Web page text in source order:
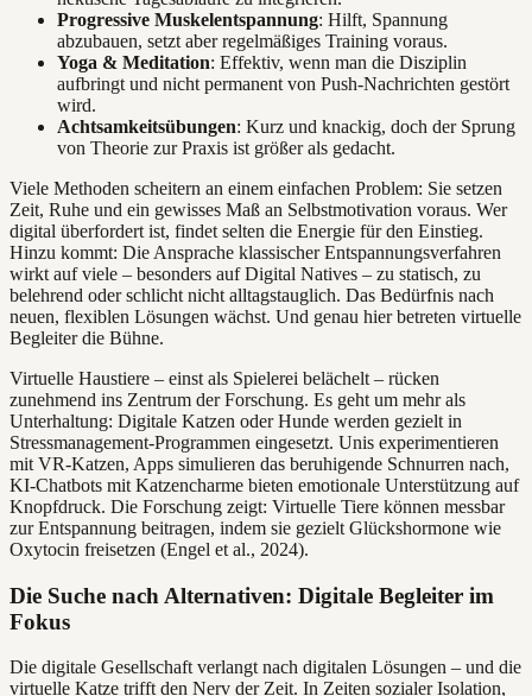
Progressive Muskelentspannung: Hilft, Spannung
abzubauen, setzt aber regelmäßiges Training voraus.
Yoga & Meditation: Effektiv, wenn man die Disziplin
aufbringt und nicht permanent von Push-Nachrichten gestört
wird.
Achtsamkeitsübungen: Kurz und knackig, doch der Sprung
von Theorie zur Praxis ist größer als gedacht.
Viele Methoden scheitern an einem einfachen Problem: Sie setzen
Zeit, Ruhe und ein gewisses Maß an Selbstmotivation voraus. Wer
digital überfordert ist, findet selten die Energie für den Einstieg.
Hinzu kommt: Die Ansprache klassischer Entspannungsverfahren
wirkt auf viele – besonders auf Digital Natives – zu statisch, zu
belehrend oder schlicht nicht alltagstauglich. Das Bedürfnis nach
neuen, flexiblen Lösungen wächst. Und genau hier betreten virtuelle
Begleiter die Bühne.
Virtuelle Haustiere – einst als Spielerei belächelt – rücken
zunehmend ins Zentrum der Forschung. Es geht um mehr als
Unterhaltung: Digitale Katzen oder Hunde werden gezielt in
Stressmanagement-Programmen eingesetzt. Unis experimentieren
mit VR-Katzen, Apps simulieren das beruhigende Schnurren nach,
KI-Chatbots mit Katzencharme bieten emotionale Unterstützung auf
Knopfdruck. Die Forschung zeigt: Virtuelle Tiere können messbar
zur Entspannung beitragen, indem sie gezielt Glückshormone wie
Oxytocin freisetzen (Engel et al., 2024).
Die Suche nach Alternativen: Digitale Begleiter im
Fokus
Die digitale Gesellschaft verlangt nach digitalen Lösungen – und die
virtuelle Katze trifft den Nerv der Zeit. In Zeiten sozialer Isolation,